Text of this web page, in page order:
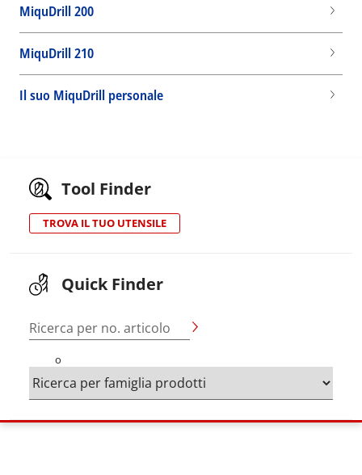
MiquDrill 200
MiquDrill 210
Il suo MiquDrill personale
Tool Finder
TROVA IL TUO UTENSILE
Quick Finder
Ricerca per no. articolo
o